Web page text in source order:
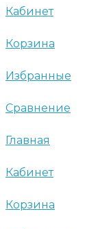
Кабинет
Корзина
Избранные
Сравнение
Главная
Кабинет
Корзина